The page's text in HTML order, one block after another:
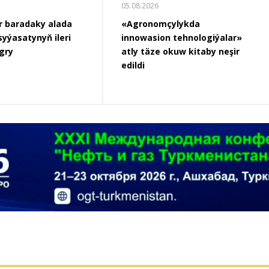
tehnologiýalar»
kitaby neşir
05.08.2026
Türkmen karateçileri Aktau
şäherinde geçirilen Merkezi
Aziýa çempionatynda 21
medal gazandylar